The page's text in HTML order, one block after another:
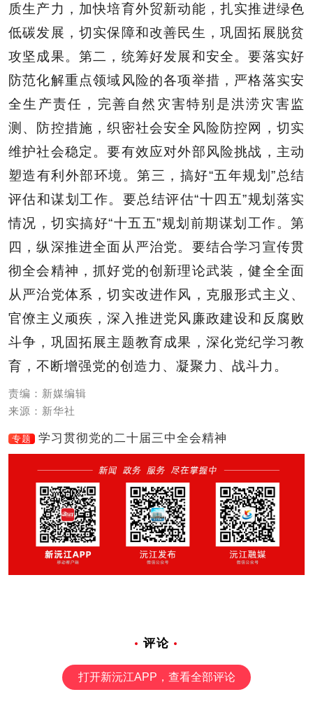
质生产力，加快培育外贸新动能，扎实推进绿色
低碳发展，切实保障和改善民生，巩固拓展脱贫
攻坚成果。第二，统筹好发展和安全。要落实好
防范化解重点领域风险的各项举措，严格落实安
全生产责任，完善自然灾害特别是洪涝灾害监
测、防控措施，织密社会安全风险防控网，切实
维护社会稳定。要有效应对外部风险挑战，主动
塑造有利外部环境。第三，搞好“五年规划”总结
评估和谋划工作。要总结评估“十四五”规划落实
情况，切实搞好“十五五”规划前期谋划工作。第
四，纵深推进全面从严治党。要结合学习宣传贯
彻全会精神，抓好党的创新理论武装，健全全面
从严治党体系，切实改进作风，克服形式主义、
官僚主义顽疾，深入推进党风廉政建设和反腐败
斗争，巩固拓展主题教育成果，深化党纪学习教
育，不断增强党的创造力、凝聚力、战斗力。
责编：新媒编辑
来源：新华社
专题 学习贯彻党的二十届三中全会精神
评论
打开新沅江APP，查看全部评论